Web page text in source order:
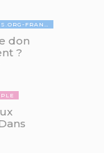
FRANÇAIS
don
?